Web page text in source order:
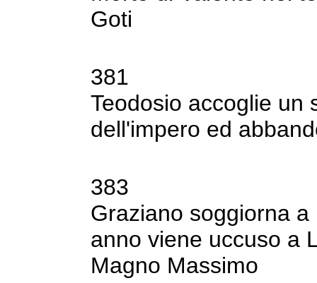
Goti
381
Teodosio accoglie un
dell'impero ed
383
Graziano soggiorna
anno viene uccuso a
Magno Massimo